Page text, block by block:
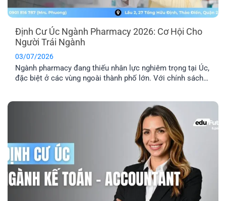
Định Cư Úc Ngành Pharmacy 2026: Cơ Hội Cho
Người Trái Ngành
03/07/2026
Ngành pharmacy đang thiếu nhân lực nghiêm trọng tại Úc,
đặc biệt ở các vùng ngoài thành phố lớn. Với chính sách
đang học ngành Dược, người trái ngành hoặc chưa [...]